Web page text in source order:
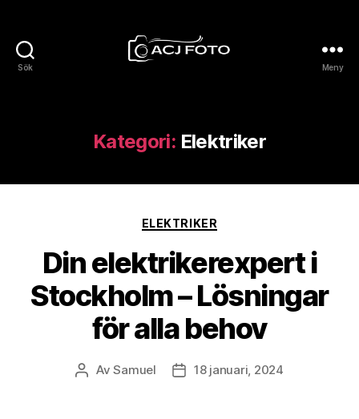
Sök Meny
Kategori: Elektriker
Kategorier
ELEKTRIKER
Din elektrikerexpert i
Stockholm – Lösningar
för alla behov
Inläggsförfattare
AvSamuel Inläggsdatum
18 januari, 2024